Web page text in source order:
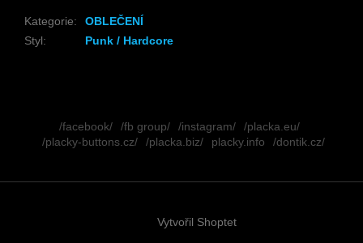
Kategorie:
OBLEČENÍ
Styl: Punk / Hardcore
/facebook/ /fb group/ /instagram/
/placka.eu/
/placky-buttons.cz/
/placka.biz/ placky.info /dontik.cz/
Vytvořil Shoptet